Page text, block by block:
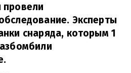
провели
Эксперты
снаряда, которым 1